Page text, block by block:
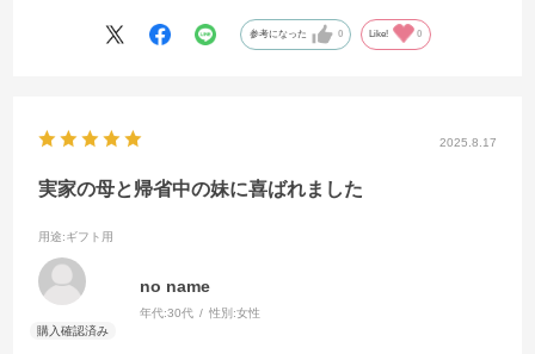
参考になった 0 Like! 0
2025.8.17
実家の母と帰省中の妹に喜ばれました
用途:ギフト用
no name
年代:30代 性別:女性